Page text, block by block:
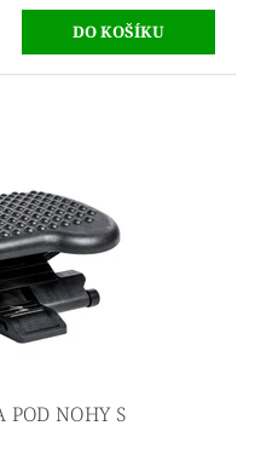
POD NOHY S